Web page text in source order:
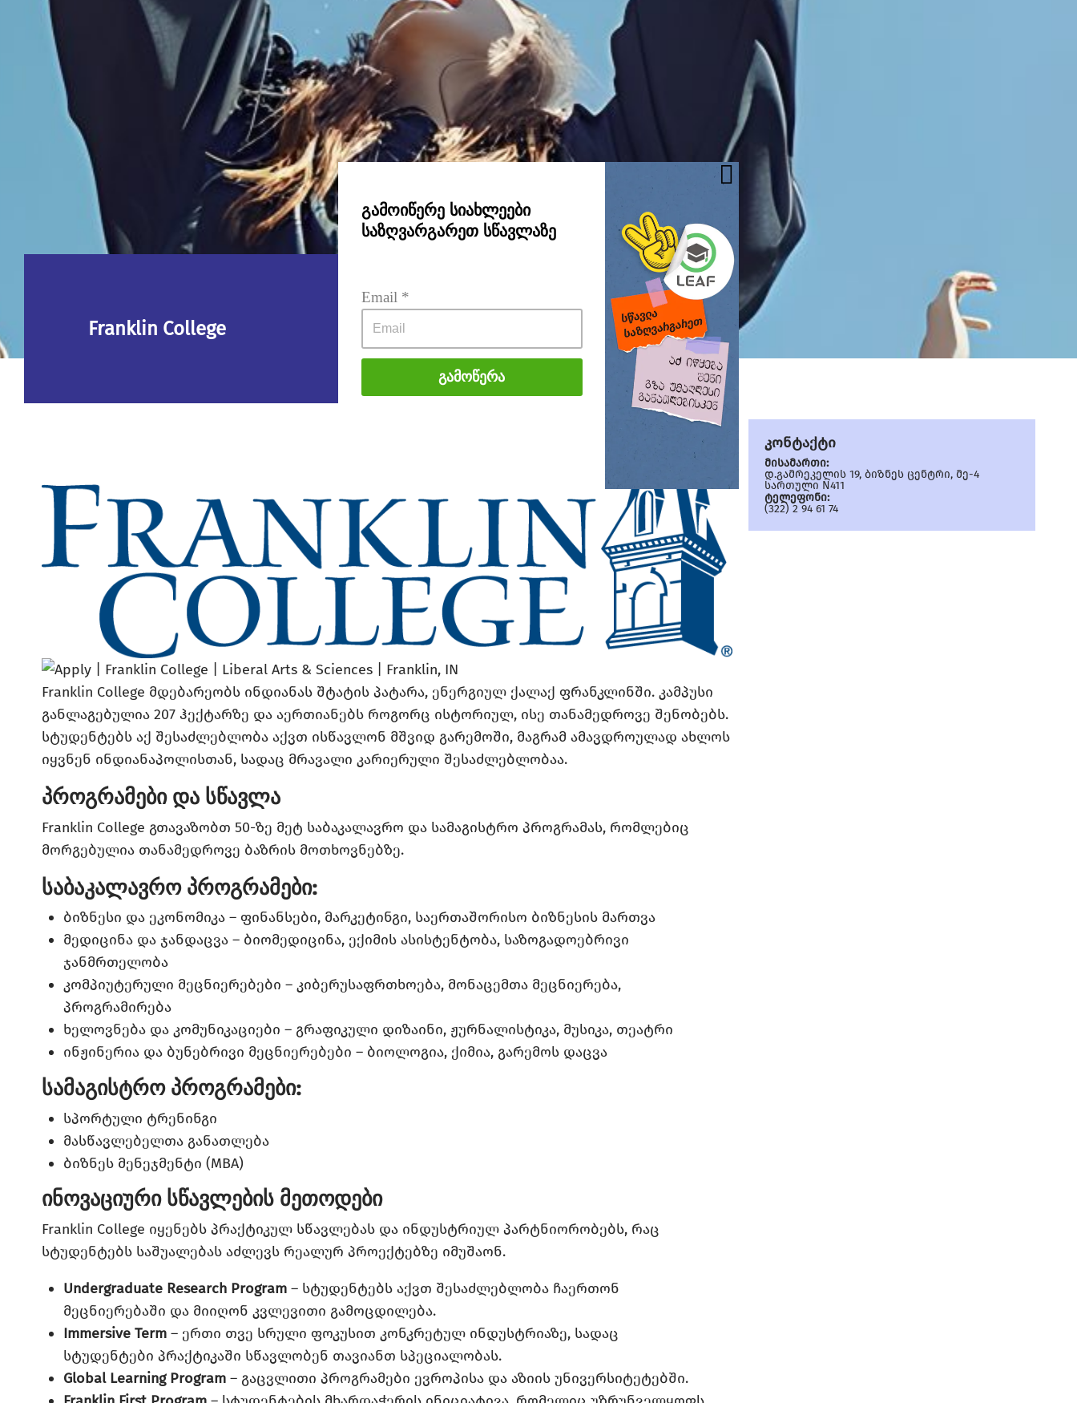
Franklin College
Franklin College მდებარეობს ინდიანას შტატის პატარა, ენერგიულ ქალაქ ფრანკლინში. კამპუსი
განლაგებულია 207 ჰექტარზე და აერთიანებს როგორც ისტორიულ, ისე თანამედროვე შენობებს.
სტუდენტებს აქ შესაძლებლობა აქვთ ისწავლონ მშვიდ გარემოში, მაგრამ ამავდროულად ახლოს
იყვნენ ინდიანაპოლისთან, სადაც მრავალი კარიერული შესაძლებლობაა.
პროგრამები და სწავლა
Franklin College გთავაზობთ 50-ზე მეტ საბაკალავრო და სამაგისტრო პროგრამას, რომლებიც
მორგებულია თანამედროვე ბაზრის მოთხოვნებზე.
საბაკალავრო პროგრამები:
ბიზნესი და ეკონომიკა – ფინანსები, მარკეტინგი, საერთაშორისო ბიზნესის მართვა
მედიცინა და ჯანდაცვა – ბიომედიცინა, ექიმის ასისტენტობა, საზოგადოებრივი
ჯანმრთელობა
კომპიუტერული მეცნიერებები – კიბერუსაფრთხოება, მონაცემთა მეცნიერება,
პროგრამირება
ხელოვნება და კომუნიკაციები – გრაფიკული დიზაინი, ჟურნალისტიკა, მუსიკა, თეატრი
ინჟინერია და ბუნებრივი მეცნიერებები – ბიოლოგია, ქიმია, გარემოს დაცვა
სამაგისტრო პროგრამები:
სპორტული ტრენინგი
მასწავლებელთა განათლება
ბიზნეს მენეჯმენტი (MBA)
ინოვაციური სწავლების მეთოდები
Franklin College იყენებს პრაქტიკულ სწავლებას და ინდუსტრიულ პარტნიორობებს, რაც
სტუდენტებს საშუალებას აძლევს რეალურ პროექტებზე იმუშაონ.
Undergraduate Research Program – სტუდენტებს აქვთ შესაძლებლობა ჩაერთონ
მეცნიერებაში და მიიღონ კვლევითი გამოცდილება.
Immersive Term – ერთი თვე სრული ფოკუსით კონკრეტულ ინდუსტრიაზე, სადაც
სტუდენტები პრაქტიკაში სწავლობენ თავიანთ სპეციალობას.
Global Learning Program – გაცვლითი პროგრამები ევროპისა და აზიის უნივერსიტეტებში.
კონტაქტი
მისამართი:
დ.გამრეკელის 19, ბიზნეს ცენტრი, მე-4
სართული N411
ტელეფონი:
(322) 2 94 61 74
გამოიწერე სიახლეები
საზღვარგარეთ სწავლაზე
Email *
Გამოწერა